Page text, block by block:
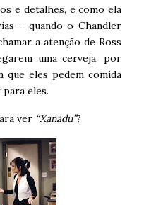
e detalhes, e como ela
– quando o Chandler
a atenção de Ross
uma cerveja, por
que eles pedem comida
para eles.
ver “Xanadu”?